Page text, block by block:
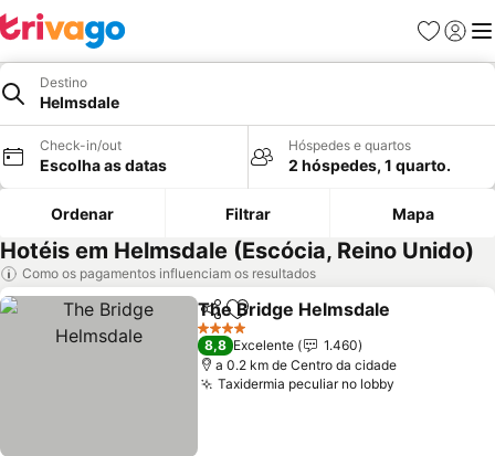
Favoritos
Iniciar
Destino
Helmsdale
Check-in/out
Escolha as datas
Hóspedes e quartos
2 hóspedes, 1 quarto.
Ordenar Filtrar Mapa
Hotéis em Helmsdale (Escócia, Reino Unido)
Como os pagamentos influenciam os resultados
PartilharAdicionar aos favoritos
The Bridge Helmsdale
4 Estrelas
8,8 Excelente
1.460
a 0.2 km de Centro da cidade
Taxidermia peculiar no lobby